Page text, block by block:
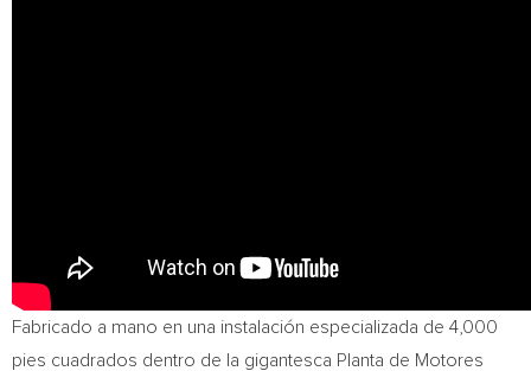
Fabricado a mano en una instalación especializada de 4,000
pies cuadrados dentro de la gigantesca Planta de Motores